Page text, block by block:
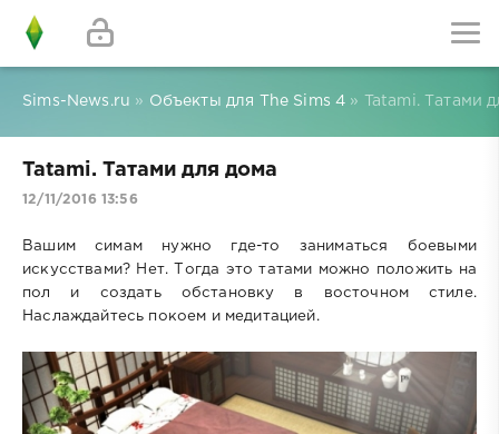
Sims-News.ru » Объекты для The Sims 4 » Tatami. Татами
Tatami. Татами для дома
12/11/2016 13:56
Вашим симам нужно где-то заниматься боевыми
искусствами? Нет. Тогда это татами можно положить на
пол и создать обстановку в восточном стиле.
Наслаждайтесь покоем и медитацией.